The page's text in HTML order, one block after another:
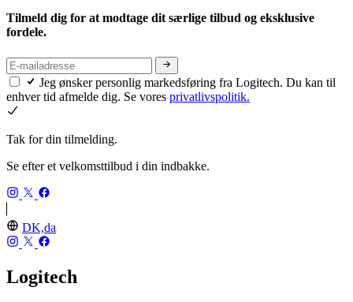
Tilmeld dig for at modtage dit særlige tilbud og eksklusive
fordele.
Jeg ønsker personlig markedsføring fra Logitech. Du kan til
enhver tid afmelde dig. Se vores privatlivspolitik.
Tak for din tilmelding.
Se efter et velkomsttilbud i din indbakke.
DK,da
Logitech